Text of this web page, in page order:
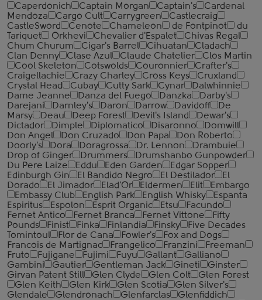
Caperdonich
Captain Morgan Captain's
Cardenal
Mendoza
Cargo Cult Carrygreen
Castlecraig
CastleSword
Cenote Chameleon de Fontpinot
du
Tariquet
Orkhevi Chevalier d'Espalet
Chivas Regal
Chum Churum
Cigar's Barrel Cihuatan
Cladach
Clan Denny
Clase Azul Claude Chatelier
Clos Martin
Cool Skeleton
Cotswolds Couronnier
Crafter's
Craigellachie
Crazy Charley Cross Keys
Cruxland
Crystal Head
Cubay Cutty Sark Cynar
Dalwhinnie
Dame Jeanne
Danza del Fuego Danzka
Darby's
Darejani
Darnley's Daron Darrow Davidoff
De
Marsy
Deau Deep Forest Devil's Island
Dewar's
Dictador
Dimple Diplomatico Disaronno
Domwill
Don Angel
Don Cruzado Don Papa
Don Roberto
Doorly's
Dora Doragrossa Dr. Lennon
Drambuie
Drop of Ginger
Drummers
Drumshanbo Gunpowder
Du Pere Laize
Eddu Eden Garden
Edgar Sopper
Edinburgh Gin
El Bandido Negro El Destilador
El
Dorado
El Jimador Elad'Or Eldermen Elit
Embargo
Embassy Club
English Park English Whisky
Espanta
Espiritus
Espolon Esprit Organic Etsu
Facundo
Fernet Antico
Fernet Branca Fernet Vittone
Fifty
Pounds
Finist Finka Finlandia Finsky
Five Decades
Tomintoul
Flor de Cana Fowler's
Fox and Dogs
Francois de Martignac
Frangelico Franzini
Freeman
Fruto
Fujigane Fujimi Fuyu Gallant
Galliano
Gambini
Gautier Gentleman Jack Gineti
Ginster
Girvan Patent Still
Glen Clyde Glen Colt
Glen Forest
Glen Keith
Glen Kirk Glen Scotia
Glen Silver's
Glendale
Glendronach Glenfarclas
Glenfiddich